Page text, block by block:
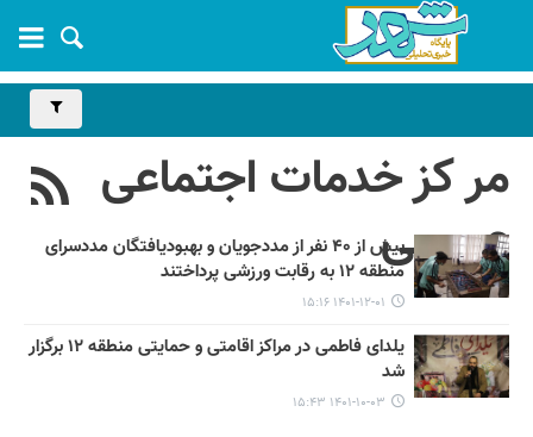
مر کز خدمات اجتماعی
عمومی
بیش از ۴۰ نفر از مددجویان و بهبودیافتگان مددسرای
منطقه ۱۲ به رقابت ورزشی پرداختند
۱۴۰۱-۱۲-۰۱ ۱۵:۱۶
یلدای فاطمی در مراکز اقامتی و حمایتی منطقه ۱۲ برگزار
شد
۱۴۰۱-۱۰-۰۳ ۱۵:۴۳